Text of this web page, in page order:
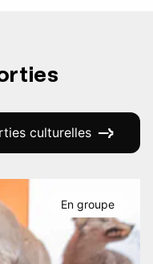
culturelles
En groupe